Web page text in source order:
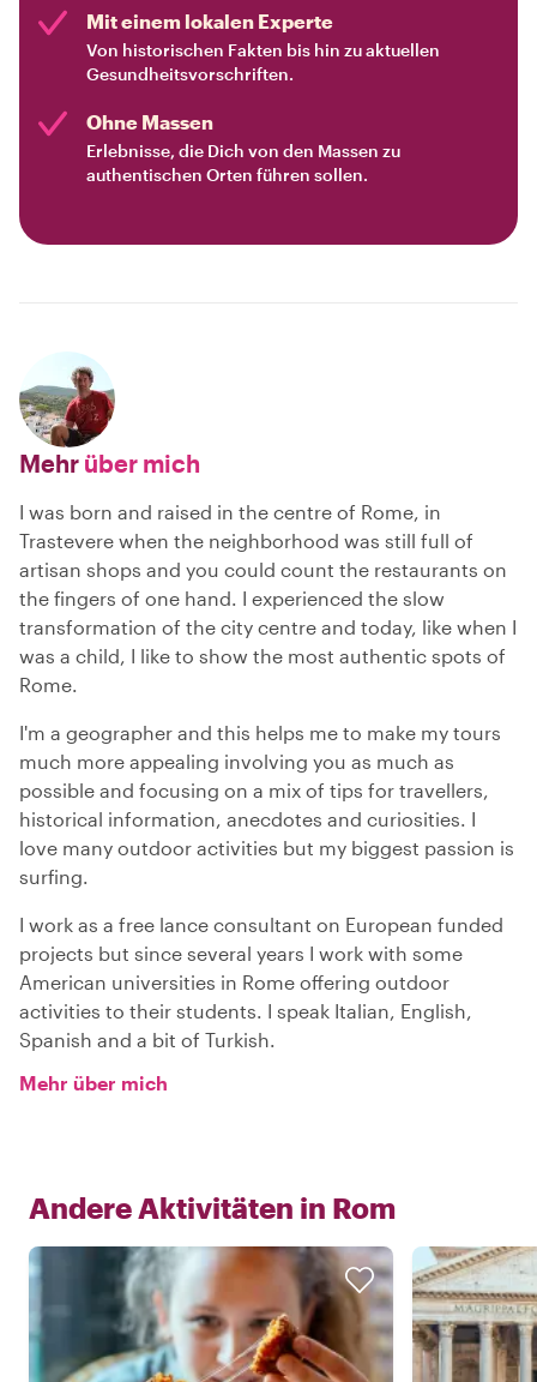
Mit einem lokalen Experte
Von historischen Fakten bis hin zu aktuellen
Gesundheitsvorschriften.
Ohne Massen
Erlebnisse, die Dich von den Massen zu
authentischen Orten führen sollen.
Mehr über mich
I was born and raised in the centre of Rome, in
Trastevere when the neighborhood was still full of
artisan shops and you could count the restaurants on
the fingers of one hand. I experienced the slow
transformation of the city centre and today, like when I
was a child, I like to show the most authentic spots of
Rome.
I'm a geographer and this helps me to make my tours
much more appealing involving you as much as
possible and focusing on a mix of tips for travellers,
historical information, anecdotes and curiosities. I
love many outdoor activities but my biggest passion is
surfing.
I work as a free lance consultant on European funded
projects but since several years I work with some
American universities in Rome offering outdoor
activities to their students. I speak Italian, English,
Spanish and a bit of Turkish.
Mehr über mich
Andere Aktivitäten in Rom